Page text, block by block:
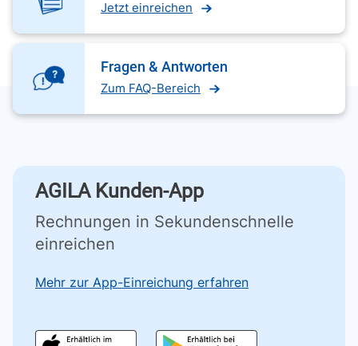
Jetzt einreichen
Fragen & Antworten
Zum FAQ-Bereich
AGILA Kunden-App
Rechnungen in Sekundenschnelle
einreichen
Mehr zur App-Einreichung erfahren